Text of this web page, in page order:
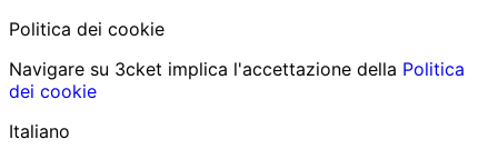
Politica dei cookie
Navigare su 3cket implica l'accettazione della Politica
dei cookie
Italiano